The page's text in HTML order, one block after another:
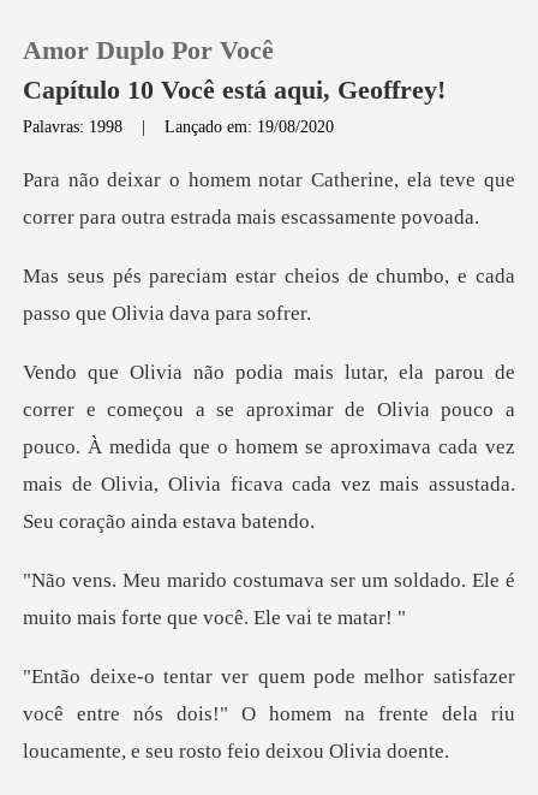
0
Histórico
Sair
Baixar App
Amor Duplo Por Você
Capítulo 10 Você está aqui, Geoffrey!
Palavras: 1998 |Lançado em: 19/08/2020
rine, ela teve que
correr para outr
heios de chumbo, e cada
passo
mar de Olivia pouco a
pouco. À medida que o homem se aproximava cada vez
mais de
er um soldado. Ele é
muito mais f
er
você entre nós dois!" O homem na frente dela riu